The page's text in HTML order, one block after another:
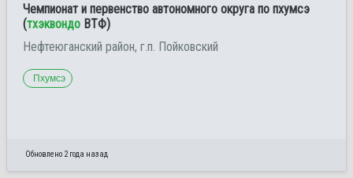
Чемпионат и первенство автономного округа по пхумсэ
(тхэквондо ВТФ)
Нефтеюганский район, г.п. Пойковский
Пхумсэ
Обновлено 2 года назад